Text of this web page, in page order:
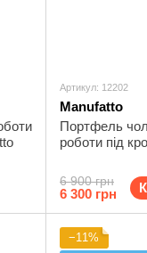
Артикул: 12202
Manufatto
Портфель
роботи під
6 900 грн
6 300 грн
−11%